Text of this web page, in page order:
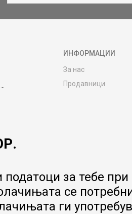
ИНФОРМАЦИИ
За нас
Продавници
Гаранција за
Ценовник
за тебе
се
ги